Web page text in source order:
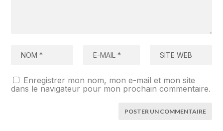
Enregistrer mon nom, mon e-mail et mon site
dans le navigateur pour mon prochain commentaire.